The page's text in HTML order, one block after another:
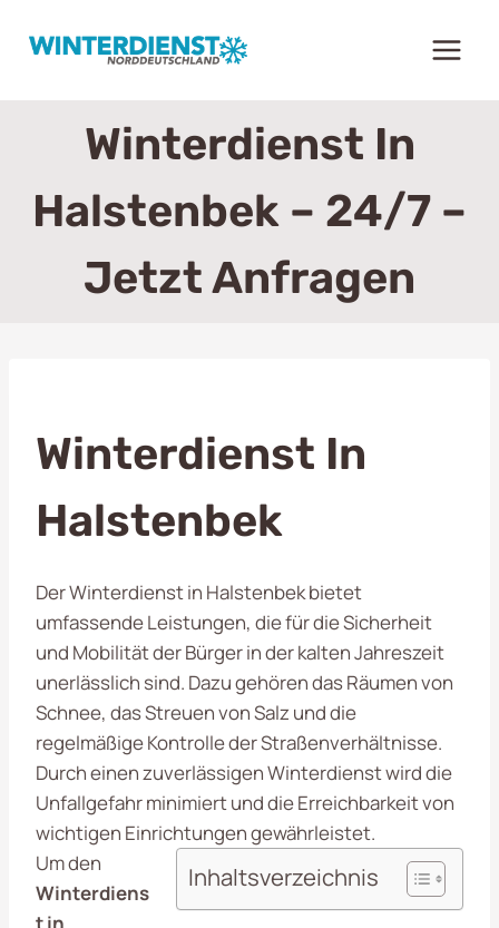
Inhalt
Winterdienst In
Halstenbek – 24/7 –
Jetzt Anfragen
Winterdienst In
Halstenbek
Der Winterdienst in Halstenbek bietet
umfassende Leistungen, die für die Sicherheit
und Mobilität der Bürger in der kalten Jahreszeit
unerlässlich sind. Dazu gehören das Räumen von
Schnee, das Streuen von Salz und die
regelmäßige Kontrolle der Straßenverhältnisse.
Durch einen zuverlässigen Winterdienst wird die
Unfallgefahr minimiert und die Erreichbarkeit von
wichtigen Einrichtungen gewährleistet.
Inhaltsverzeichnis
Um den
Winterdiens